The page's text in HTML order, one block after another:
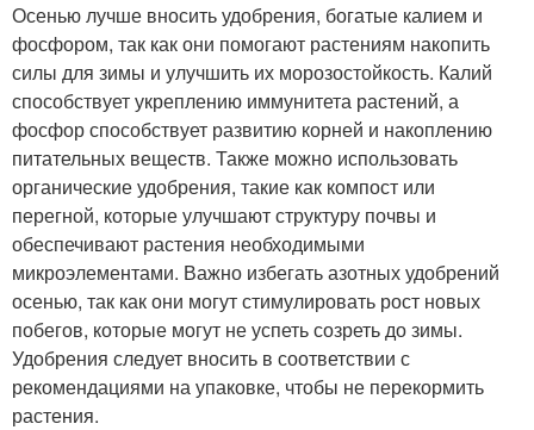
Осенью лучше вносить удобрения, богатые калием и
фосфором, так как они помогают растениям накопить
силы для зимы и улучшить их морозостойкость. Калий
способствует укреплению иммунитета растений, а
фосфор способствует развитию корней и накоплению
питательных веществ. Также можно использовать
органические удобрения, такие как компост или
перегной, которые улучшают структуру почвы и
обеспечивают растения необходимыми
микроэлементами. Важно избегать азотных удобрений
осенью, так как они могут стимулировать рост новых
побегов, которые могут не успеть созреть до зимы.
Удобрения следует вносить в соответствии с
рекомендациями на упаковке, чтобы не перекормить
растения.